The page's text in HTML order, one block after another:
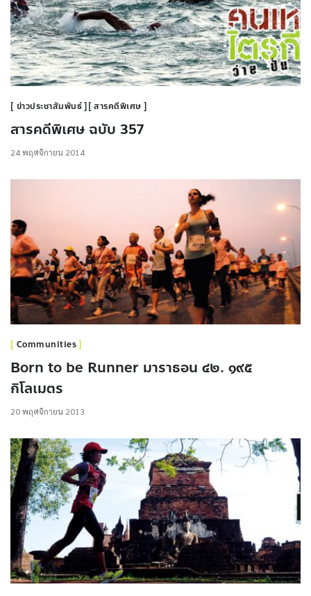
ข่าวประชาสัมพันธ์ สารคดีพิเศษ
สารคดีพิเศษ ฉบับ 357
24 พฤศจิกายน 2014
Communities
Born to be Runner มาราธอน ๔๒. ๑๙๕
กิโลเมตร
20 พฤศจิกายน 2013